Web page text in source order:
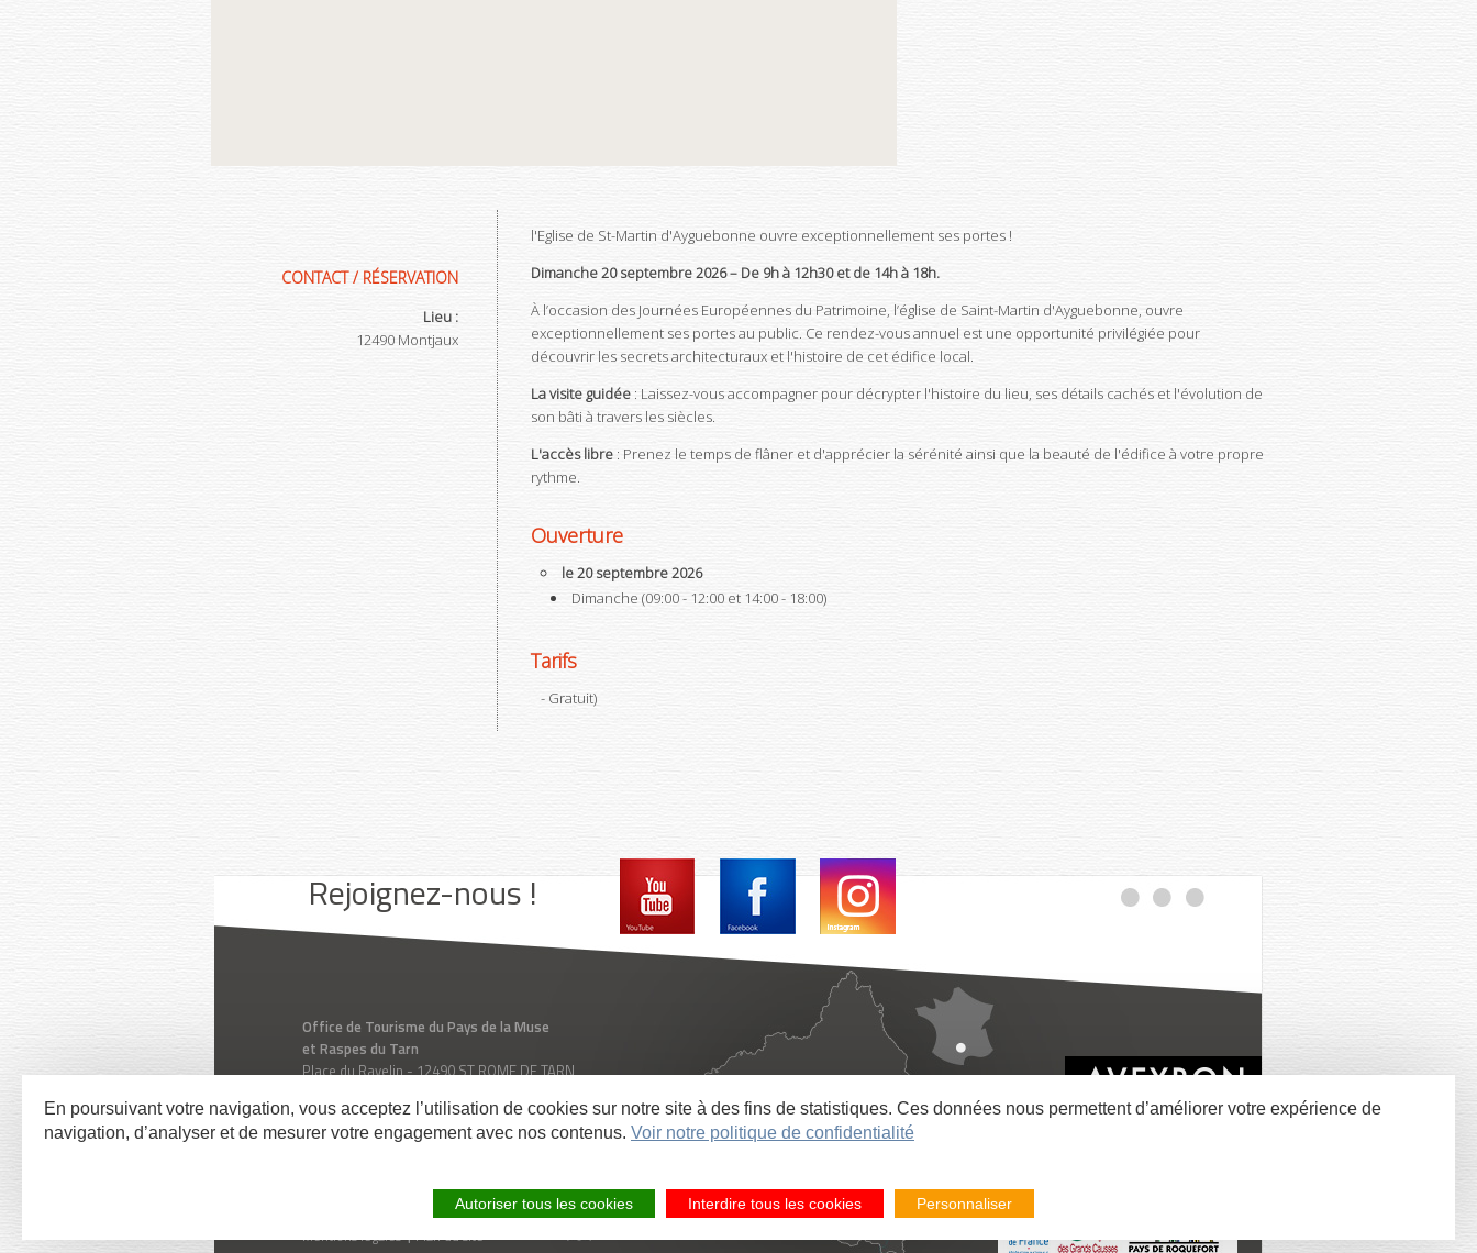
CONTACT / RÉSERVATION
Lieu :
12490 Montjaux
l'Eglise de St-Martin d'Ayguebonne ouvre exceptionnellement ses portes !
Dimanche 20 septembre 2026 – De 9h à 12h30 et de 14h à 18h.
À l’occasion des Journées Européennes du Patrimoine, l’église de Saint-Martin d'Ayguebonne, ouvre
exceptionnellement ses portes au public. Ce rendez-vous annuel est une opportunité privilégiée pour
découvrir les secrets architecturaux et l'histoire de cet édifice local.
La visite guidée : Laissez-vous accompagner pour décrypter l'histoire du lieu, ses détails cachés et l'évolution de
son bâti à travers les siècles.
L'accès libre : Prenez le temps de flâner et d'apprécier la sérénité ainsi que la beauté de l'édifice à votre propre
rythme.
Ouverture
le 20 septembre 2026
Dimanche (09:00 - 12:00 et 14:00 - 18:00)
Tarifs
- Gratuit)
Rejoignez-nous !
Facebook Instagram
Office de Tourisme du Pays de la Muse
et Raspes du Tarn
Place du Ravelin - 12490 ST ROME DE TARN
Tél. 05 65 62 50 89
Mentions légales Plan du site
Comment venir
En poursuivant votre navigation, vous acceptez l’utilisation de cookies sur notre site à des fins de statistiques. Ces données nous permettent d’améliorer votre expérience de
navigation, d’analyser et de mesurer votre engagement avec nos contenus. Voir notre politique de confidentialité
Autoriser tous les cookies Interdire tous les cookies Personnaliser